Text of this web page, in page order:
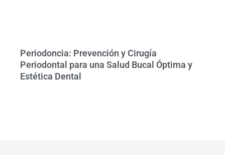
Periodoncia: Prevención y Cirugía
Periodontal para una Salud Bucal Óptima y
Estética Dental